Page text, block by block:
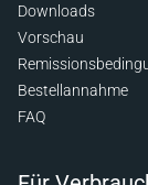
Downloads
Vorschau
Bestellannahme
FAQ